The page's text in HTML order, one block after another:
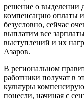
решение о выделении
компенсацию оплаты
безусловно, сейчас
выплатим все
выступлений и их
Азаров.
В региональном
работники получат в
культуры
понесли, начиная с